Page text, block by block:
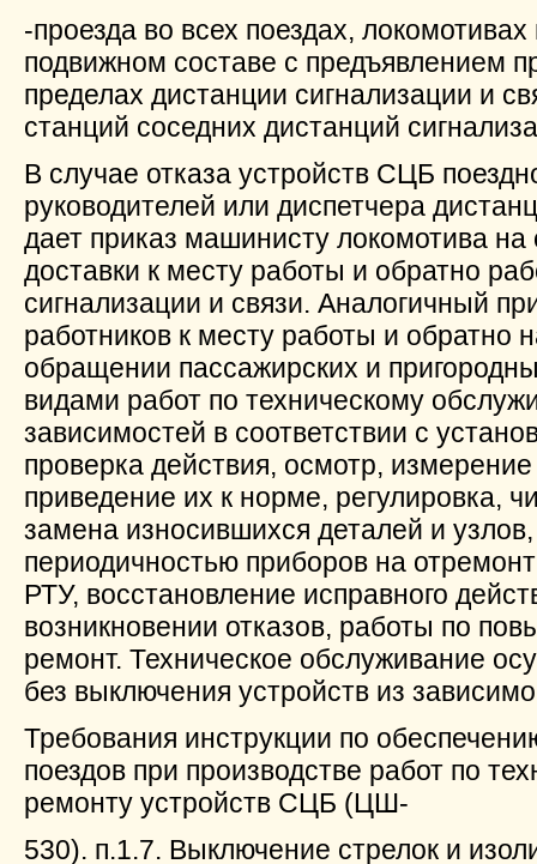
-проезда во всех поездах,
подвижном составе с предъявлением
пределах дистанции сигнализации и
станций соседних дистанций
В случае отказа устройств СЦБ
руководителей или диспетчера
дает приказ машинисту локомотива на
доставки к месту работы и обратно
сигнализации и связи. Аналогичный
работников к месту работы и обратно
обращении пассажирских и
видами работ по техническому
зависимостей в соответствии с
проверка действия, осмотр,
приведение их к норме, регулировка,
замена износившихся деталей и
периодичностью приборов на
РТУ, восстановление исправного
возникновении отказов, работы по
ремонт. Техническое обслуживание
без выключения устройств из
Требования инструкции по
поездов при производстве работ по
ремонту устройств СЦБ (ЦШ-
530). п.1.7. Выключение стрелок и